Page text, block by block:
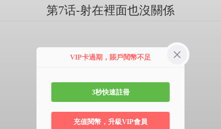
第7话-射在裡面也沒關係
VIP卡過期，賬戶閱幣不足
3秒快速註冊
充值閱幣，升級VIP會員